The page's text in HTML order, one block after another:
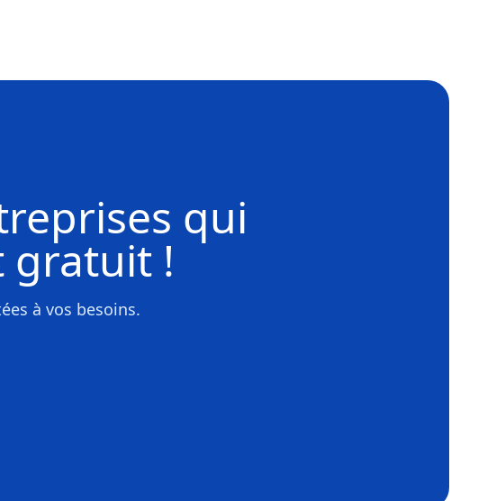
qui
gratuit !
à vos besoins.